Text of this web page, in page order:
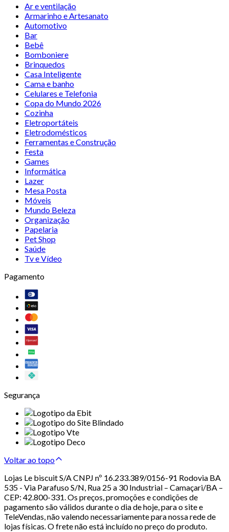
Ar e ventilação
Armarinho e Artesanato
Automotivo
Bar
Bebê
Bomboniere
Brinquedos
Casa Inteligente
Cama e banho
Celulares e Telefonia
Copa do Mundo 2026
Cozinha
Eletroportáteis
Eletrodomésticos
Ferramentas e Construção
Festa
Games
Informática
Lazer
Mesa Posta
Móveis
Mundo Beleza
Organização
Papelaria
Pet Shop
Saúde
Tv e Vídeo
Pagamento
Segurança
Voltar ao topo
Lojas Le biscuit S/A CNPJ nº 16.233.389/0156-91 Rodovia BA
535 - Via Parafuso S/N, Rua 25 a 30 Industrial – Camaçari/BA –
CEP: 42.800-331. Os preços, promoções e condições de
pagamento são válidos durante o dia de hoje, para o site e
TeleVendas, não valendo necessariamente para nossa rede de
lojas físicas. O frete não está incluído no preço do produto.